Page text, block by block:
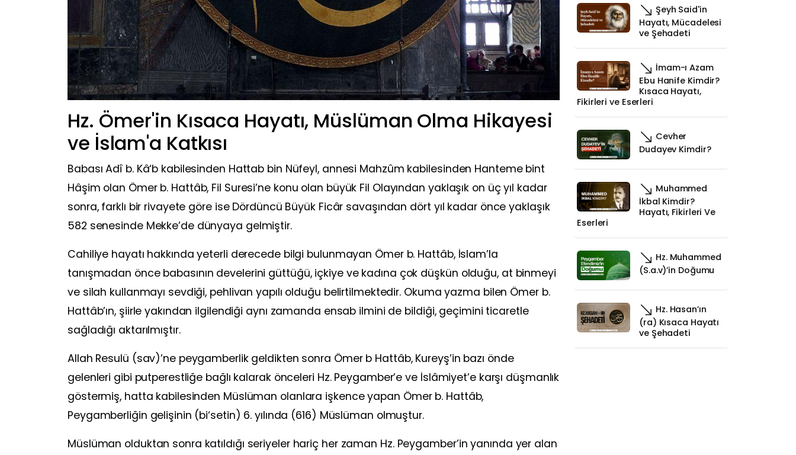
Hz. Ömer'in Kısaca Hayatı, Müslüman Olma Hikayesi
ve İslam'a Katkısı
Babası Adî b. Kâ‘b kabilesinden Hattab bin Nüfeyl, annesi Mahzûm kabilesinden Hanteme bint
Hâşim olan Ömer b. Hattâb, Fil Suresi’ne konu olan büyük Fil Olayından yaklaşık on üç yıl kadar
sonra, farklı bir rivayete göre ise Dördüncü Büyük Ficâr savaşından dört yıl kadar önce yaklaşık
582 senesinde Mekke’de dünyaya gelmiştir.
Cahiliye hayatı hakkında yeterli derecede bilgi bulunmayan Ömer b. Hattâb, İslam’la
tanışmadan önce babasının develerini güttüğü, içkiye ve kadına çok düşkün olduğu, at binmeyi
ve silah kullanmayı sevdiği, pehlivan yapılı olduğu belirtilmektedir. Okuma yazma bilen Ömer b.
Hattâb’ın, şiirle yakından ilgilendiği aynı zamanda ensab ilmini de bildiği, geçimini ticaretle
sağladığı aktarılmıştır.
Allah Resulü (sav)’ne peygamberlik geldikten sonra Ömer b Hattâb, Kureyş’in bazı önde
gelenleri gibi putperestliğe bağlı kalarak önceleri Hz. Peygamber’e ve İslâmiyet’e karşı düşmanlık
göstermiş, hatta kabilesinden Müslüman olanlara işkence yapan Ömer b. Hattâb,
Peygamberliğin gelişinin (bi‘setin) 6. yılında (616) Müslüman olmuştur.
Müslüman olduktan sonra katıldığı seriyeler hariç her zaman Hz. Peygamber’in yanında yer alan
Şeyh Said'in
Hayatı, Mücadelesi
ve Şehadeti
İmam-ı Azam
Ebu Hanife Kimdir?
Kısaca Hayatı,
Fikirleri ve Eserleri
Cevher
Dudayev Kimdir?
Muhammed
İkbal Kimdir?
Hayatı, Fikirleri Ve
Eserleri
Hz. Muhammed
(S.a.v)’in Doğumu
Hz. Hasan’ın
(ra) Kısaca Hayatı
ve Şehadeti